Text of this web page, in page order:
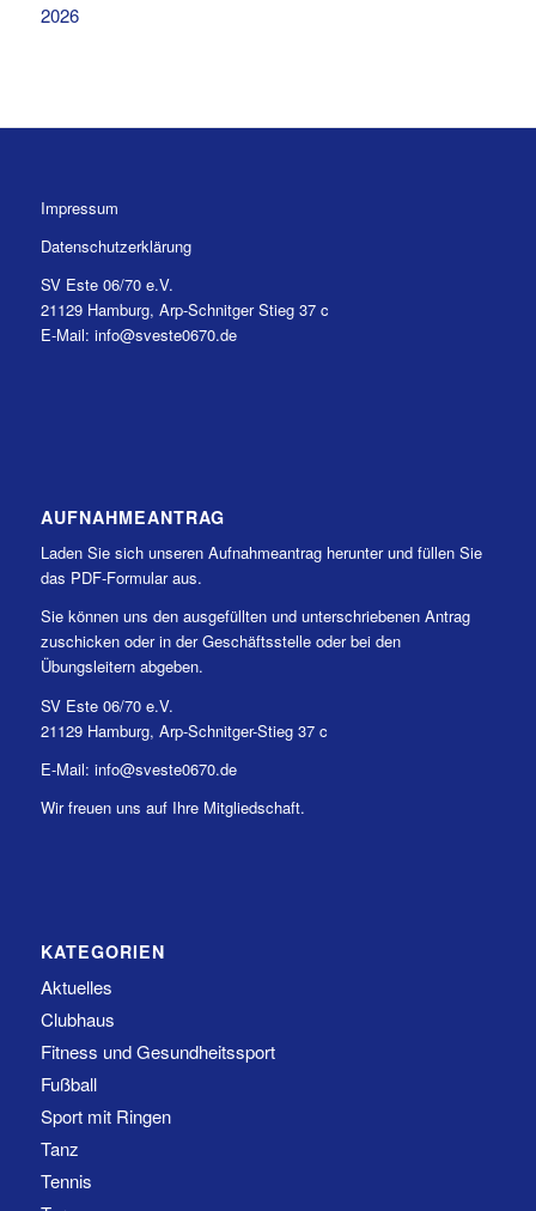
2026
Impressum
Datenschutzerklärung
SV Este 06/70 e.V.
21129 Hamburg, Arp-Schnitger Stieg 37 c
E-Mail: info@sveste0670.de
AUFNAHMEANTRAG
Laden Sie sich unseren Aufnahmeantrag herunter und füllen Sie
das PDF-Formular aus.
Sie können uns den ausgefüllten und unterschriebenen Antrag
zuschicken oder in der Geschäftsstelle oder bei den
Übungsleitern abgeben.
SV Este 06/70 e.V.
21129 Hamburg, Arp-Schnitger-Stieg 37 c
E-Mail: info@sveste0670.de
Wir freuen uns auf Ihre Mitgliedschaft.
KATEGORIEN
Aktuelles
Clubhaus
Fitness und Gesundheitssport
Fußball
Sport mit Ringen
Tanz
Tennis